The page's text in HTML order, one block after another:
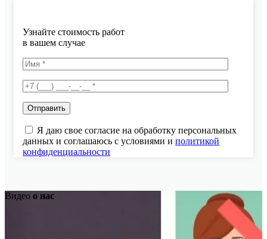
Узнайте стоимость работ
в вашем случае
Я даю свое согласие на обработку персональных
данных и соглашаюсь с условиями и политикой
конфиденциальности
Видео о нас